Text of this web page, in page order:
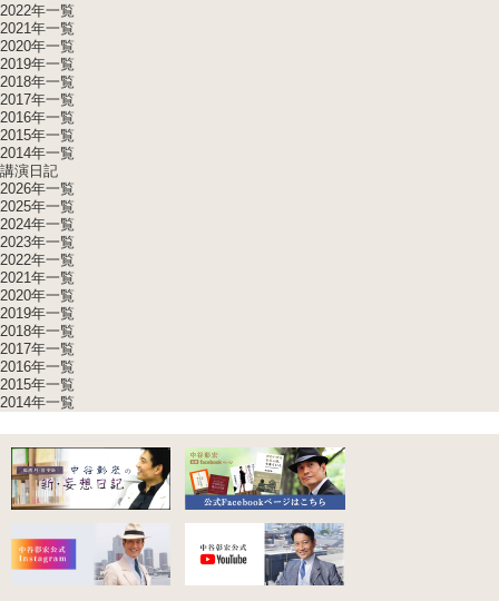
2022年一覧
2021年一覧
2020年一覧
2019年一覧
2018年一覧
2017年一覧
2016年一覧
2015年一覧
2014年一覧
講演日記
2026年一覧
2025年一覧
2024年一覧
2023年一覧
2022年一覧
2021年一覧
2020年一覧
2019年一覧
2018年一覧
2017年一覧
2016年一覧
2015年一覧
2014年一覧